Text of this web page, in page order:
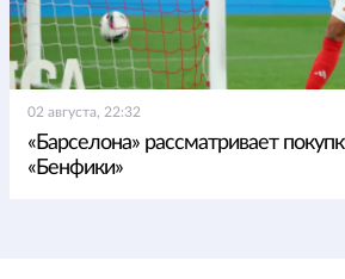
02 августа, 22:32
«Барселона» рассматривает
«Бенфики»